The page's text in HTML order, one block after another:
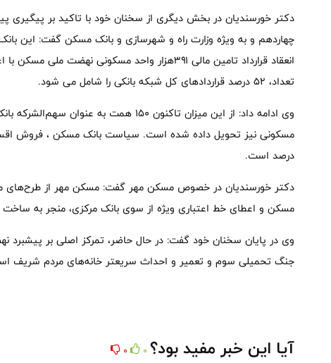
دکتر خورسندیان در بخش دیگری از سخنان خود با تاکید بر
چهاردهم و به ویژه وزارت راه و شهرسازی و بانک مسکن گفت: این
تعداد، ۵۲ درصد قراردادهای کل شبکه بانکی را شامل می شود.
درصد است.
مسکن و اعطای خط اعتباری ویژه از سوی بانک مرکزی، منجر به ساخت و تحویل ۲ میلیون واحد
وی در پایان سخنان خود گفت: در حال حاضر، تمرکز اصلی بر
جنگ تحمیلی سوم و تعمیر و احداث سریعتر خانه‌های مردم شریف
آیا این خبر مفید بود؟ 0
0